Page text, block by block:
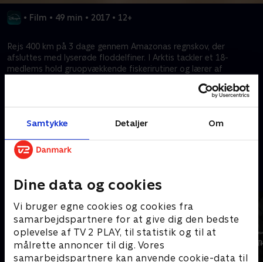
Samtykke Detaljer Om
Dine data og cookies
Vi bruger egne cookies og cookies fra
samarbejdspartnere for at give dig den bedste
oplevelse af TV 2 PLAY, til statistik og til at
målrette annoncer til dig. Vores
samarbejdspartnere kan anvende cookie-data til
• Film • 49 min • 2017 • 12+
Rejs 400 km på 3 dage gennem Amazonas regnskov, der
afsluttes med lyserøde floddelfiner. I Arktis tackler et 18-
medlems hold gruopvækkende fiskerirutiner og lærer af
på Nilen, udforskning af De Store Søer og autentisk rejse i
Kræver tilkøb
Mere indhold fra Disney+